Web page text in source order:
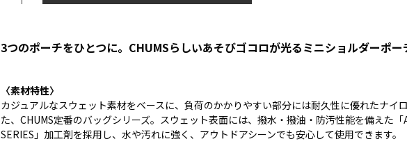
3つのポーチをひとつに。CHUMSらしいあそびゴコロが光るミニショルダーポー
〈素材特性〉
カジュアルなスウェット素材をベースに、負荷のかかりやすい部分には耐久性に優れたナイ
た、CHUMS定番のバッグシリーズ。スウェット表面には、撥水・撥油・防汚性能を備えた
SERIES」加工剤を採用し、水や汚れに強く、アウトドアシーンでも安心して使用できます。